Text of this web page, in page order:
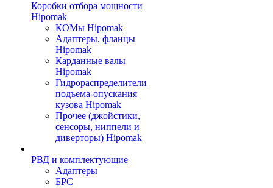
Коробки отбора мощности
Hipomak
КОМы Hipomak
Адаптеры, фланцы
Hipomak
Карданные валы
Hipomak
Гидрораспределители
подъема-опускания
кузова Hipomak
Прочее (джойстики,
сенсоры, ниппели и
диверторы) Hipomak
РВД и комплектующие
Адаптеры
БРС